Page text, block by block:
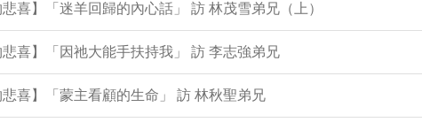
喜】「迷羊回歸的內心話」 訪 林茂雪弟兄（上）
喜】「因祂大能手扶持我」 訪 李志強弟兄
喜】「蒙主看顧的生命」 訪 林秋聖弟兄